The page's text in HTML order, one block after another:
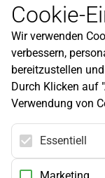
Newsletter
Infos zu neuen
unserem Newsletter!
Jetzt anmelden
Hilfe
Kundenservice
Widerrufsbelehrung
Versandkosten
Cookie-
Wir verwenden
verbessern,
bereitzustellen
Durch Klicken auf
Verwendung von
Essentiell